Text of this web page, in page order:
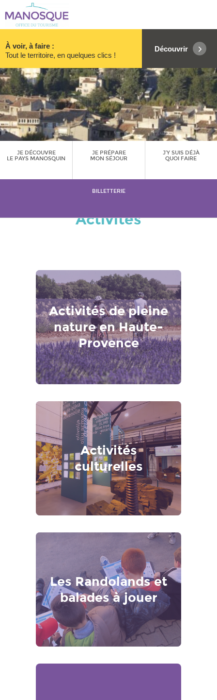
JE DÉCOUVRE
LE PAYS MANOSQUIN
JE PRÉPARE
MON SÉJOUR
J’Y SUIS DÉJÀ
QUOI FAIRE
BILLETTERIE
À voir, à faire :
Tout le territoire, en quelques clics !
Découvrir
Activités
Activités de pleine
nature en Haute-
Provence
Activités
culturelles
Les Randolands et
balades à jouer